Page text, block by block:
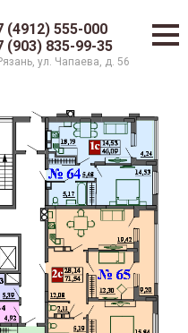
(4912) 555-000
(903) 835-99-35
ул. Чапаева, д. 56